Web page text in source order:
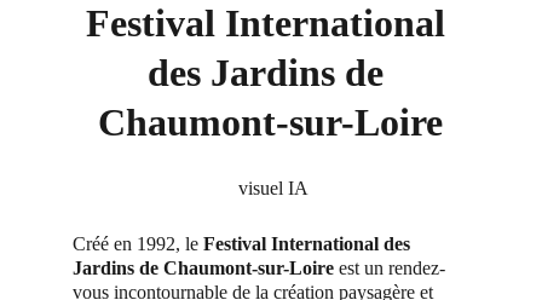
Festival International
des Jardins de
Chaumont-sur-Loire
Créé en 1992, le Festival International des
Jardins de Chaumont-sur-Loire est un rendez-
vous incontournable de la création paysagère et
visuel IA